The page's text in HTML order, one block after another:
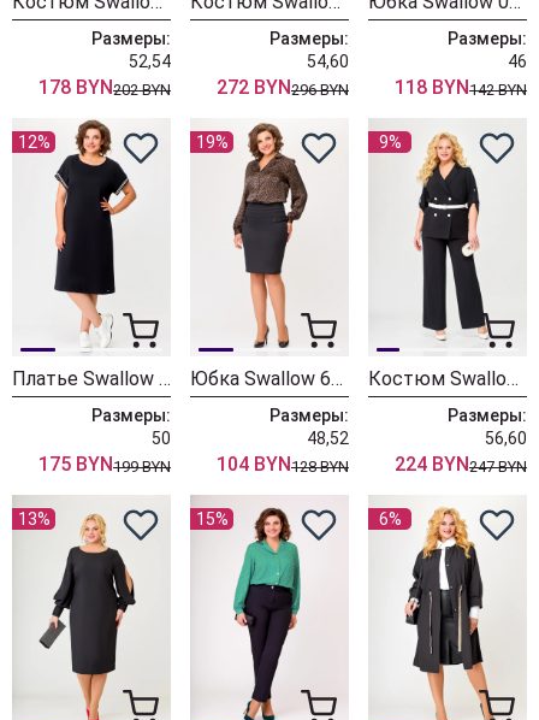
Размеры:
52,54
178 BYN202 BYN
Размеры:
54,60
272 BYN296 BYN
Размеры:
46
118 BYN142 BYN
12%
Платье Swallow 678 черный
Размеры:
50
175 BYN199 BYN
19%
Юбка Swallow 681 черный
Размеры:
48,52
104 BYN128 BYN
9%
Костюм Swallow 657 черный
Размеры:
56,60
224 BYN247 BYN
13% 15% 6%